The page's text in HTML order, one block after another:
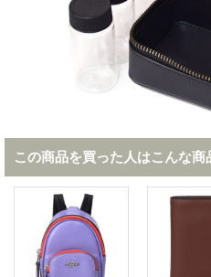
この商品を買った人はこんな